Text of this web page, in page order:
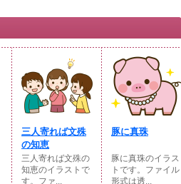
三人寄れば文殊
の知恵
三人寄れば文殊の
知恵のイラストで
す。ファ...
豚に真珠
豚に真珠のイラス
トです。ファイル
形式は透...